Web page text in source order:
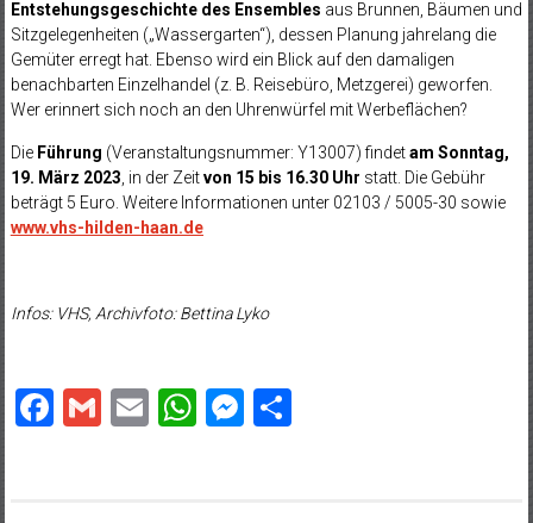
Entstehungsgeschichte des Ensembles aus Brunnen, Bäumen und
Sitzgelegenheiten („Wassergarten“), dessen Planung jahrelang die
Gemüter erregt hat. Ebenso wird ein Blick auf den damaligen
benachbarten Einzelhandel (z. B. Reisebüro, Metzgerei) geworfen.
Wer erinnert sich noch an den Uhrenwürfel mit Werbeflächen?
Die Führung (Veranstaltungsnummer: Y13007) findetam Sonntag,
19. März 2023 , in der Zeitvon 15 bis 16.30 Uhr statt. Die Gebühr
beträgt 5 Euro. Weitere Informationen unter 02103 / 5005-30 sowie
www.vhs-hilden-haan.de
Infos: VHS, Archivfoto: Bettina Lyko
Facebook
Gmail
EmailWhatsApp
Messenger
Teilen